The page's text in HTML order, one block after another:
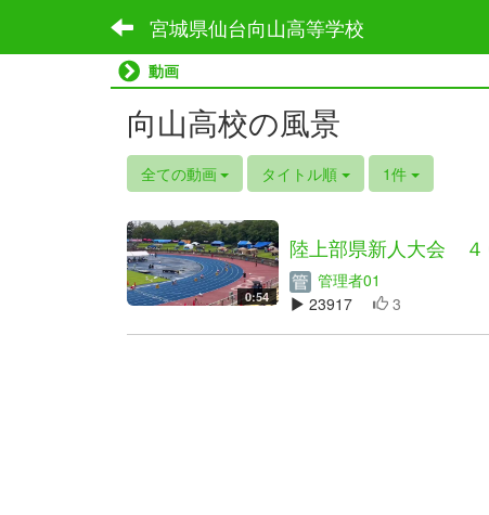
宮城県仙台向山高等学校
動画
向山高校の風景
全ての動画 タイトル順 1件
0:54
陸上部県新人大会 ４
管理者01
23917
3